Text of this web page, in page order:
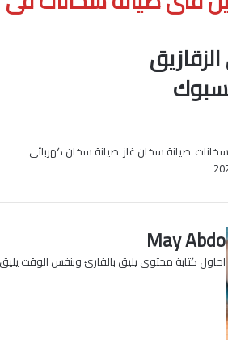
صيانة سخان غاز صيانة سخان كهربائى
ا
ن
ج
ر
ا
ن
ج
ر
ا
س
ا
ب
ي
ق
ر
ا
ب
ع
ة
May Abdo
احاول كتابة محتوى يليق بالقارئ وبنفس الوقت